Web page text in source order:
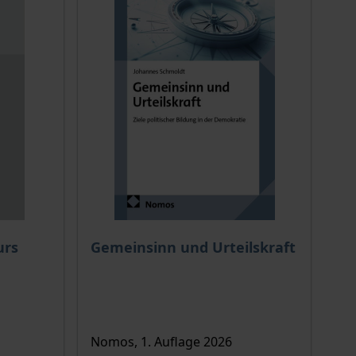
auf der Produktdetailseite
Gemeinsinn und Urteilskraft
Der Preis dieses Titels richtet sich nach
Nomos, 1. Auflage 2026